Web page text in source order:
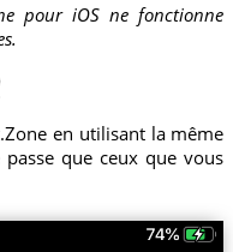
pour iOS ne fonctionne
en utilisant la même
que ceux que vous